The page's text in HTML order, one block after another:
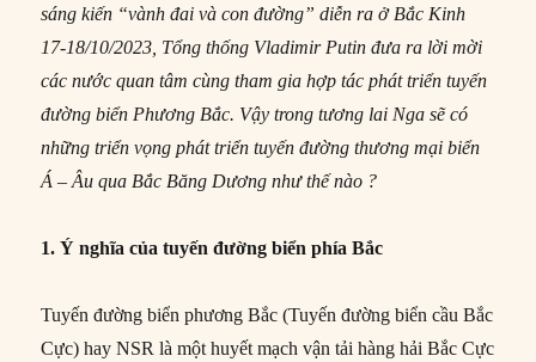
sáng kiến “vành đai và con đường” diễn ra ở Bắc Kinh
17-18/10/2023, Tổng thống Vladimir Putin đưa ra lời mời
các nước quan tâm cùng tham gia hợp tác phát triển tuyến
đường biển Phương Bắc. Vậy trong tương lai Nga sẽ có
những triển vọng phát triển tuyến đường thương mại biển
Á – Âu qua Bắc Băng Dương như thế nào ?
1. Ý nghĩa của tuyến đường biển phía Bắc
Tuyến đường biển phương Bắc (Tuyến đường biển cầu Bắc
Cực) hay NSR là một huyết mạch vận tải hàng hải Bắc Cực